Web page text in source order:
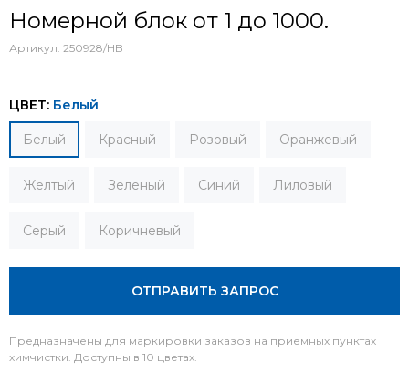
Номерной блок от 1 до 1000.
Артикул: 250928/HB
ЦВЕТ: Белый
Белый Красный Розовый Оранжевый
Желтый Зеленый Синий Лиловый
Серый Коричневый
ОТПРАВИТЬ ЗАПРОС
Предназначены для маркировки заказов на приемных пунктах
химчистки. Доступны в 10 цветах.